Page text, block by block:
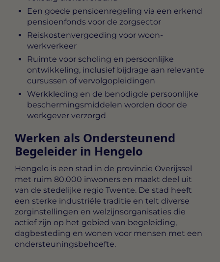
Een goede pensioenregeling via een erkend
pensioenfonds voor de zorgsector
Reiskostenvergoeding voor woon-
werkverkeer
Ruimte voor scholing en persoonlijke
ontwikkeling, inclusief bijdrage aan relevante
cursussen of vervolgopleidingen
Werkkleding en de benodigde persoonlijke
beschermingsmiddelen worden door de
werkgever verzorgd
Werken als Ondersteunend
Begeleider in Hengelo
Hengelo is een stad in de provincie Overijssel
met ruim 80.000 inwoners en maakt deel uit
van de stedelijke regio Twente. De stad heeft
een sterke industriële traditie en telt diverse
zorginstellingen en welzijnsorganisaties die
actief zijn op het gebied van begeleiding,
dagbesteding en wonen voor mensen met een
ondersteuningsbehoefte.